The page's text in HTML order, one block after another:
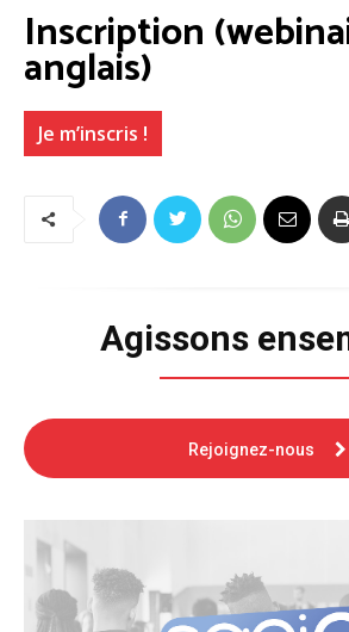
Inscription
anglais)
Je m’inscris !
Agissons
Rejoignez-nous